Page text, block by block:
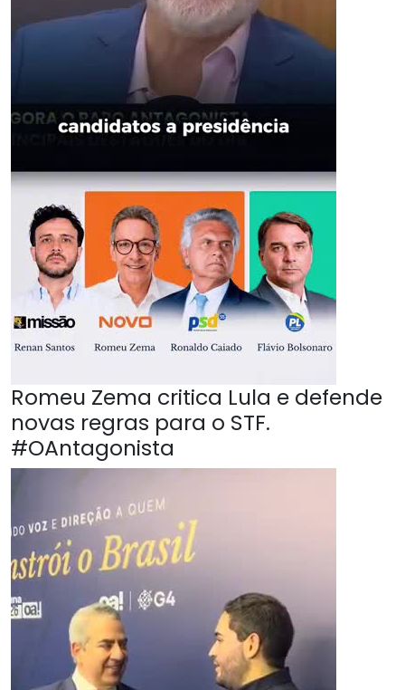
Romeu Zema critica Lula e defende
novas regras para o STF.
#OAntagonista